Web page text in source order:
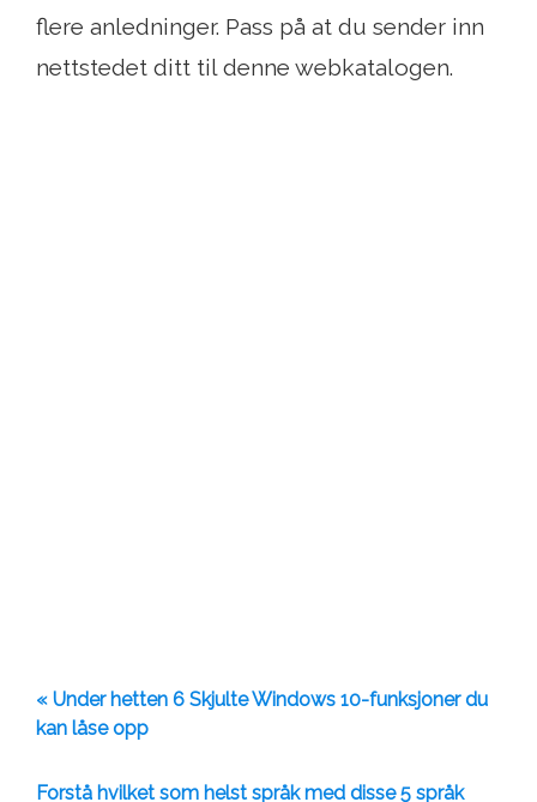
flere anledninger. Pass på at du sender inn
nettstedet ditt til denne webkatalogen.
« Under hetten 6 Skjulte Windows 10-funksjoner du
kan låse opp
Forstå hvilket som helst språk med disse 5 språk